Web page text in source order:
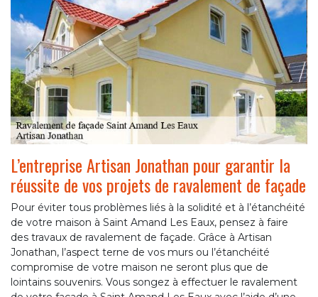
L’entreprise Artisan Jonathan pour garantir la
réussite de vos projets de ravalement de façade
Pour éviter tous problèmes liés à la solidité et à l’étanchéité
de votre maison à Saint Amand Les Eaux, pensez à faire
des travaux de ravalement de façade. Grâce à Artisan
Jonathan, l’aspect terne de vos murs ou l’étanchéité
compromise de votre maison ne seront plus que de
lointains souvenirs. Vous songez à effectuer le ravalement